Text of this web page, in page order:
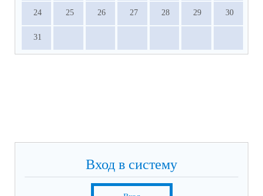
24 25 26 27 28 29 30
31
Вход в систему